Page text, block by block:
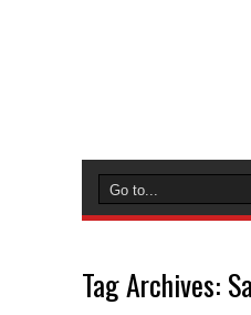
Tag Archives: